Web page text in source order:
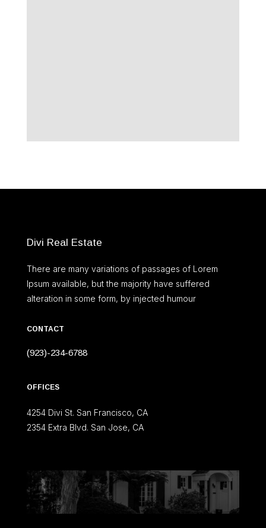
Divi Real Estate
There are many variations of passages of Lorem
Ipsum available, but the majority have suffered
alteration in some form, by injected humour
CONTACT
(923)-234-6788
OFFICES
4254 Divi St. San Francisco, CA
2354 Extra Blvd. San Jose, CA